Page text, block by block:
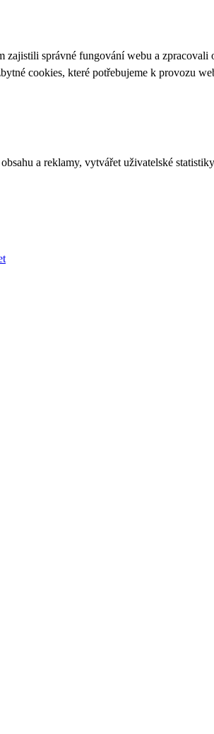
správné fungování webu a
cookies, které potřebujeme k provozu
a reklamy, vytvářet uživatelské